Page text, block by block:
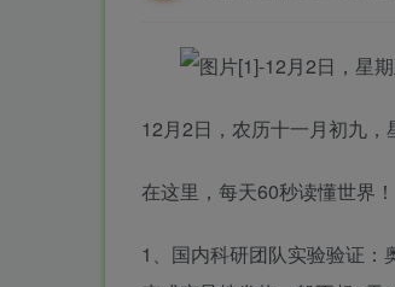
12月2日，农历十一月初九，
在这里，每天60秒读懂世界！
1、国内科研团队实验验证